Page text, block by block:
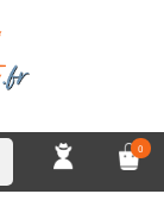
0